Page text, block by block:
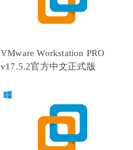
VMware Workstation PRO
v17.5.2官方中文正式版